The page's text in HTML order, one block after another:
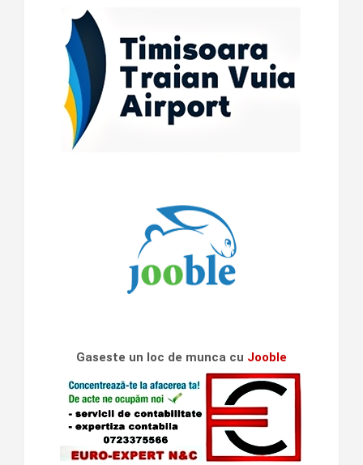
Gaseste un loc de munca cu Jooble